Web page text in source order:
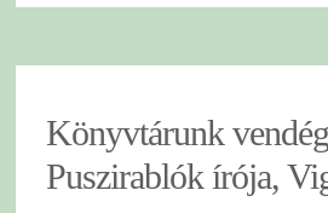
Könyvtárunk
Puszirablók írója,